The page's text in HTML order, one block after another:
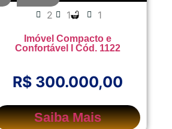
2 1 1
Imóvel Compacto e
Confortável I Cód. 1122
R$ 300.000,00
Saiba Mais